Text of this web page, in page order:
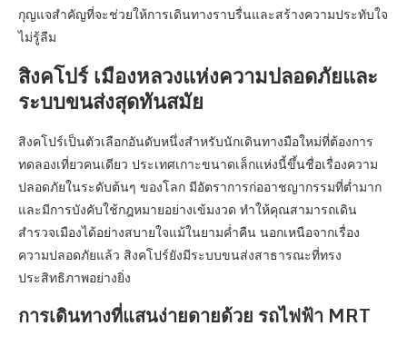
กุญแจสำคัญที่จะช่วยให้การเดินทางราบรื่นและสร้างความประทับใจ
ไม่รู้ลืม
สิงคโปร์ เมืองหลวงแห่งความปลอดภัยและ
ระบบขนส่งสุดทันสมัย
สิงคโปร์เป็นตัวเลือกอันดับหนึ่งสำหรับนักเดินทางมือใหม่ที่ต้องการ
ทดลองเที่ยวคนเดียว ประเทศเกาะขนาดเล็กแห่งนี้ขึ้นชื่อเรื่องความ
ปลอดภัยในระดับต้นๆ ของโลก มีอัตราการก่ออาชญากรรมที่ต่ำมาก
และมีการบังคับใช้กฎหมายอย่างเข้มงวด ทำให้คุณสามารถเดิน
สำรวจเมืองได้อย่างสบายใจแม้ในยามค่ำคืน นอกเหนือจากเรื่อง
ความปลอดภัยแล้ว สิงคโปร์ยังมีระบบขนส่งสาธารณะที่ทรง
ประสิทธิภาพอย่างยิ่ง
การเดินทางที่แสนง่ายดายด้วย รถไฟฟ้า MRT